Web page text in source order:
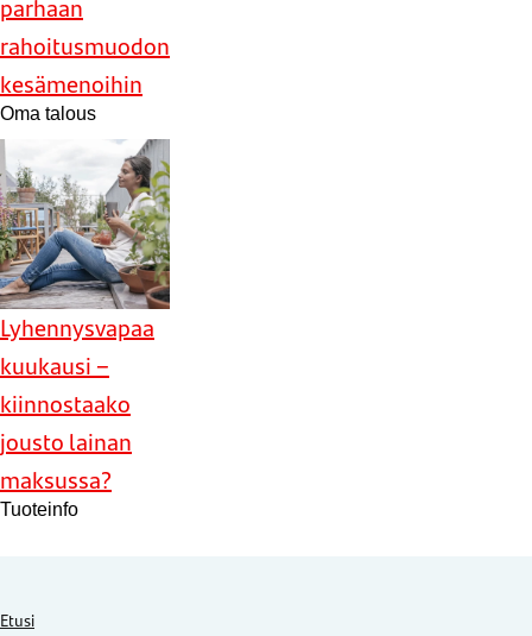
parhaan
rahoitusmuodon
kesämenoihin
Oma talous
Lyhennysvapaa
kuukausi –
kiinnostaako
jousto lainan
maksussa?
Tuoteinfo
Etusi